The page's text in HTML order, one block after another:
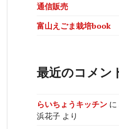
通信販売
富山えごま栽培book
最近のコメン
らいちょうキッチン に
浜花子 より